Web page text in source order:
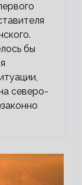
бы
северо-